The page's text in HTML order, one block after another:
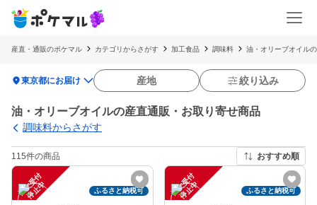
産直・通販のポケマル カテゴリからさがす 加工食品 調味料 油・オリーブオイル
location_on東京都にお届け 産地 絞り込み
油・オリーブオイルの産直通販・お取り寄せ商品
調味料からさがす
115件の商品 おすすめ順
注
文
受
付
停
止
中 ふるさと納税可 注
文
受
付
停
止
中 ふるさと納税可